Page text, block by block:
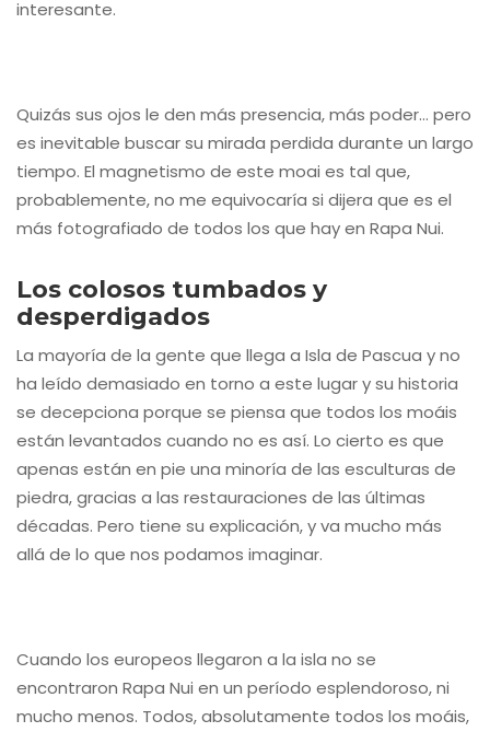
interesante.
Quizás sus ojos le den más presencia, más poder… pero
es inevitable buscar su mirada perdida durante un largo
tiempo. El magnetismo de este moai es tal que,
probablemente, no me equivocaría si dijera que es el
más fotografiado de todos los que hay en Rapa Nui.
Los colosos tumbados y
desperdigados
La mayoría de la gente que llega a Isla de Pascua y no
ha leído demasiado en torno a este lugar y su historia
se decepciona porque se piensa que todos los moáis
están levantados cuando no es así. Lo cierto es que
apenas están en pie una minoría de las esculturas de
piedra, gracias a las restauraciones de las últimas
décadas. Pero tiene su explicación, y va mucho más
allá de lo que nos podamos imaginar.
Cuando los europeos llegaron a la isla no se
encontraron Rapa Nui en un período esplendoroso, ni
mucho menos. Todos, absolutamente todos los moáis,